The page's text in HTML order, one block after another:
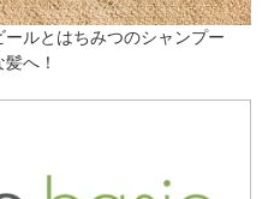
ールとはちみつのシャンプー
へ！